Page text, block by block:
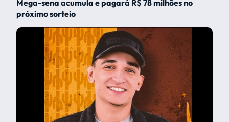
Mega-sena acumula e pagará R$ 78 milhões no
próximo sorteio